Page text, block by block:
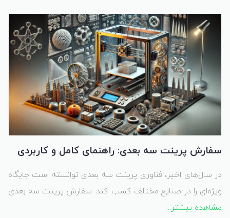
سه بعدی در ماکت‌سازی علاوه بر سرعت بالا و دقت بی‌نظیر،
قابلیت تولید مدل‌های پیچیده و جزئیات ظریف را نیز فراهم
کرده است.
سفارش پرینت سه بعدی: راهنمای کامل و کاربردی
در سال‌های اخیر، فناوری پرینت سه بعدی توانسته است جایگاه
ویژه‌ای را در صنایع مختلف کسب کند. سفارش پرینت سه بعدی
امروزه یکی از راهکارهای اصلی برای تولید قطعات سفارشی،
مشاهده بیشتر...